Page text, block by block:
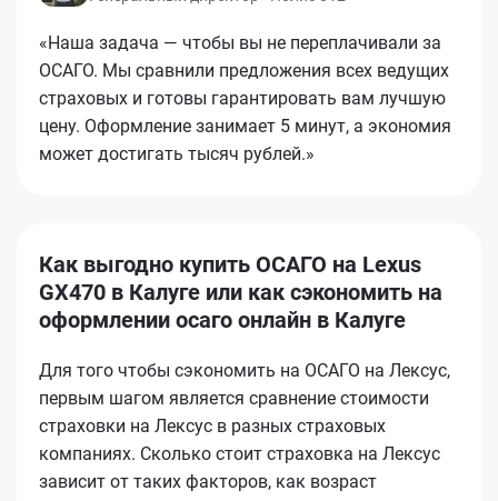
«Наша задача — чтобы вы не переплачивали за
ОСАГО. Мы сравнили предложения всех ведущих
страховых и готовы гарантировать вам лучшую
цену. Оформление занимает 5 минут, а экономия
может достигать тысяч рублей.»
Как выгодно купить ОСАГО на Lexus
GX470 в Калуге или как сэкономить на
оформлении осаго онлайн в Калуге
Для того чтобы сэкономить на ОСАГО на Лексус,
первым шагом является сравнение стоимости
страховки на Лексус в разных страховых
компаниях. Сколько стоит страховка на Лексус
зависит от таких факторов, как возраст